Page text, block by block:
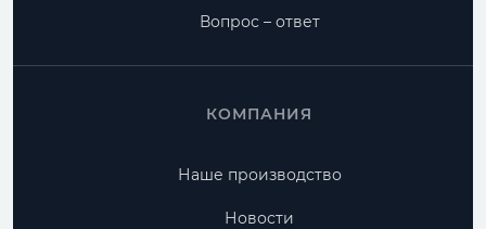
Вопрос – ответ
КОМПАНИЯ
Наше производство
Новости